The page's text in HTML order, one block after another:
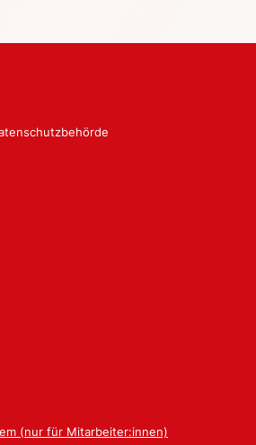
(nur für Mitarbeiter:innen)